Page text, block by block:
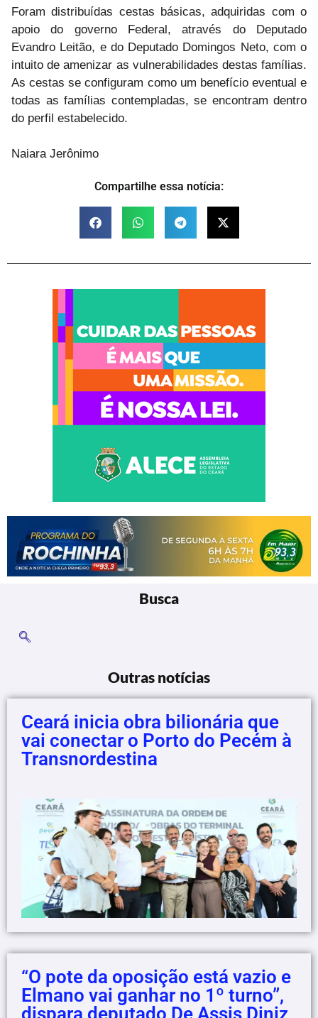
Foram distribuídas cestas básicas, adquiridas com o
apoio do governo Federal, através do Deputado
Evandro Leitão, e do Deputado Domingos Neto, com o
intuito de amenizar as vulnerabilidades destas famílias.
As cestas se configuram como um benefício eventual e
todas as famílias contempladas, se encontram dentro
do perfil estabelecido.
Naiara Jerônimo
Compartilhe essa notícia:
Busca
Outras notícias
Ceará inicia obra bilionária que
vai conectar o Porto do Pecém à
Transnordestina
“O pote da oposição está vazio e
Elmano vai ganhar no 1º turno”,